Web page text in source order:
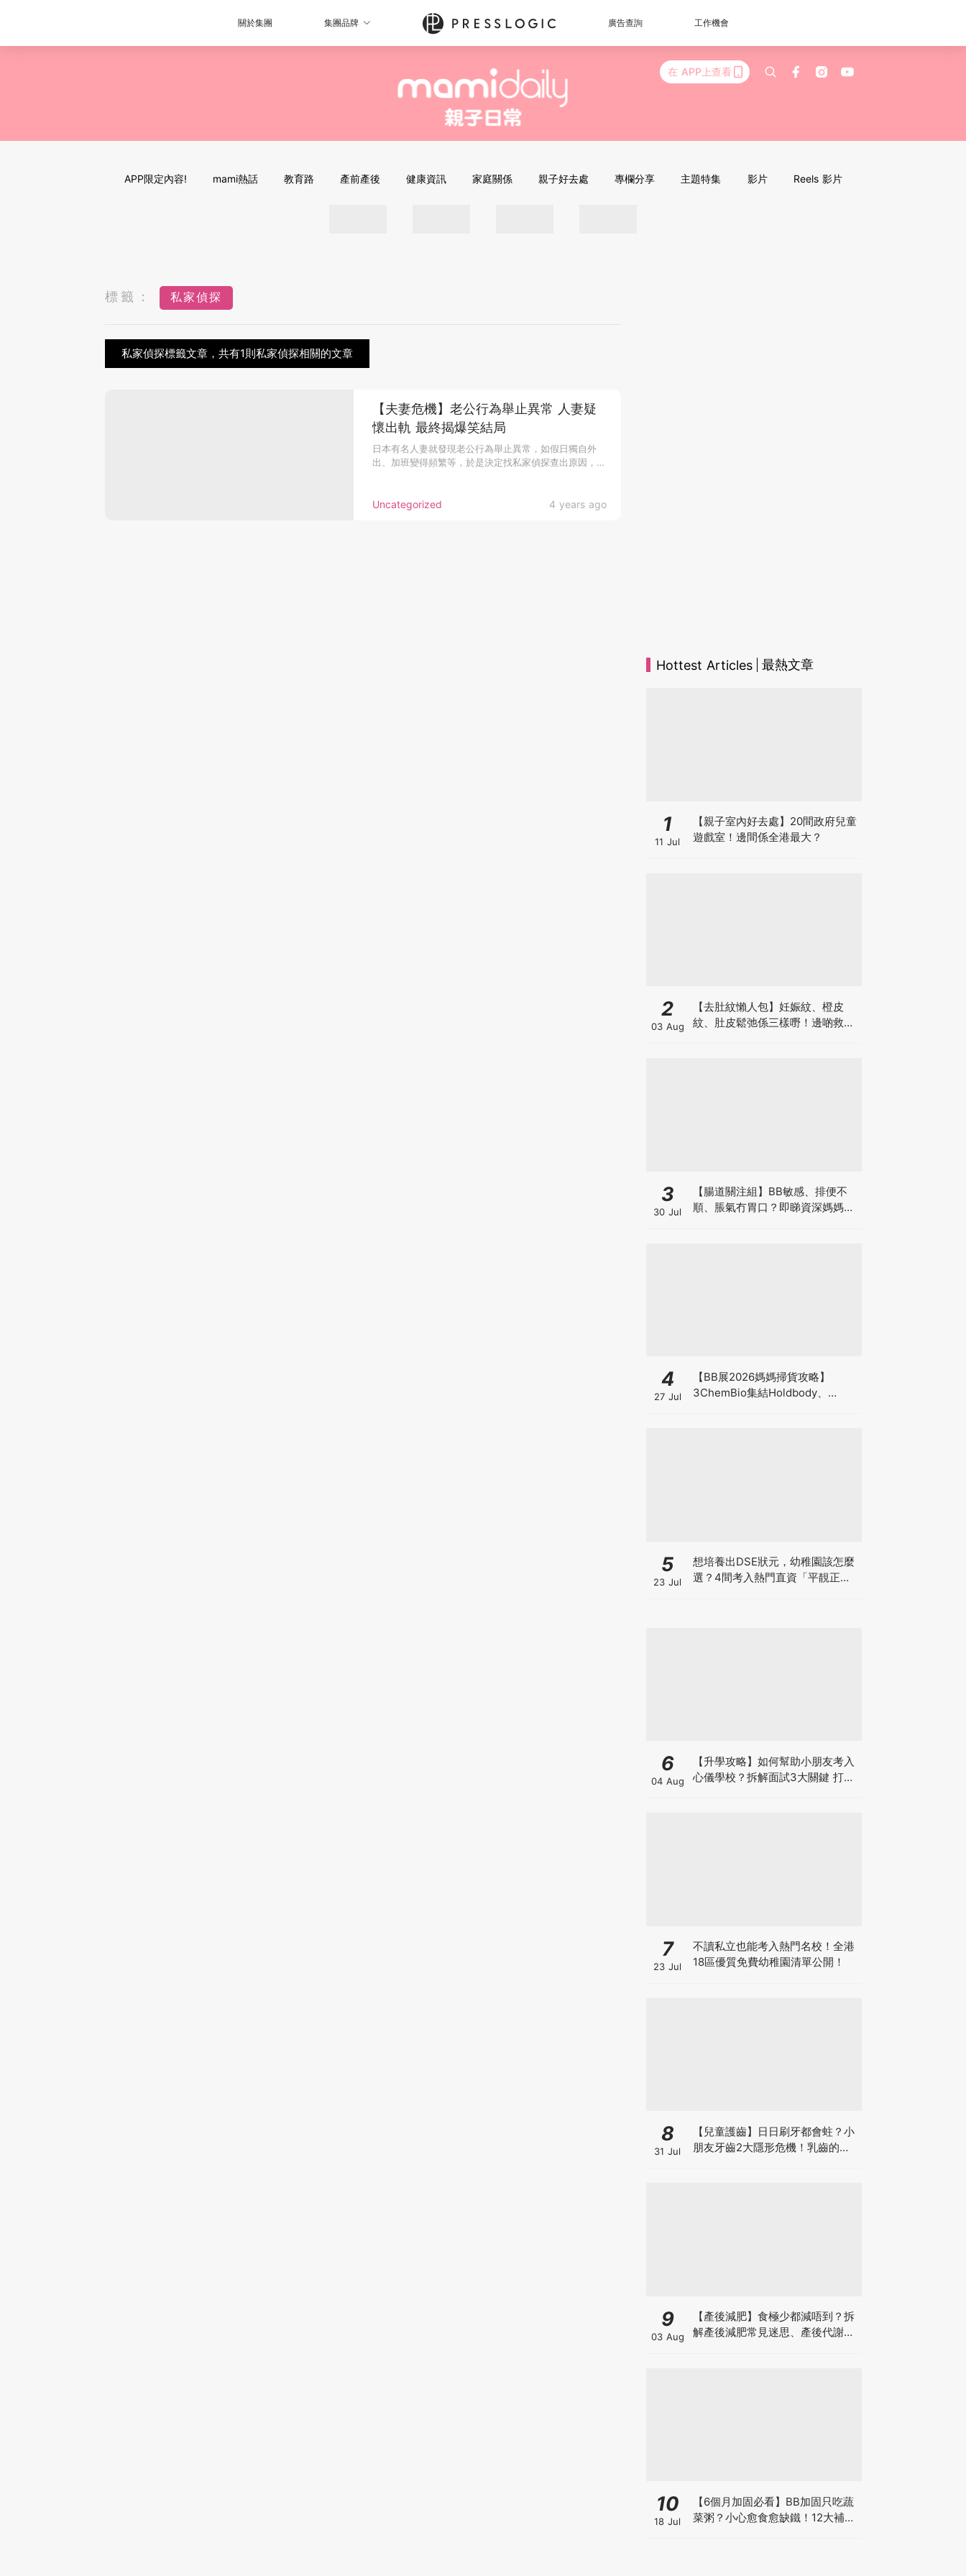
關於集團 集團品牌 廣告查詢 工作機會
在 APP上查看
APP限定內容! mami熱話 教育路 產前產後 健康資訊 家庭關係 親子好去處 專欄分享 主題特集 影片 Reels 影片
標籤： 私家偵探
私家偵探標籤文章，共有1則私家偵探相關的文章
Uncategorized 4 years ago
【夫妻危機】老公行為舉止異常 人妻疑
懷出軌 最終揭爆笑結局
日本有名人妻就發現老公行為舉止異常，如假日獨自外
出、加班變得頻繁等，於是決定找私家偵探查出原因，誰
Hottest Articles 最熱文章
1
11 Jul
【親子室內好去處】20間政府兒童
遊戲室！邊間係全港最大？
2
03 Aug
【去肚紋懶人包】妊娠紋、橙皮
紋、肚皮鬆弛係三樣嘢！邊啲救得
3
30 Jul
【腸道關注組】BB敏感、排便不
順、脹氣冇胃口？即睇資深媽媽分
4
27 Jul
【BB展2026媽媽掃貨攻略】
3ChemBio集結Holdbody、
5
23 Jul
想培養出DSE狀元，幼稚園該怎麼
選？4間考入熱門直資「平靚正」
6
04 Aug
【升學攻略】如何幫助小朋友考入
心儀學校？拆解面試3大關鍵 打好
7
23 Jul
不讀私立也能考入熱門名校！全港
18區優質免費幼稚園清單公開！
8
31 Jul
【兒童護齒】日日刷牙都會蛀？小
朋友牙齒2大隱形危機！乳齒的琺
9
03 Aug
【產後減肥】食極少都減唔到？拆
解產後減肥常見迷思、產後代謝、
10
18 Jul
【6個月加固必看】BB加固只吃蔬
菜粥？小心愈食愈缺鐵！12大補鐵